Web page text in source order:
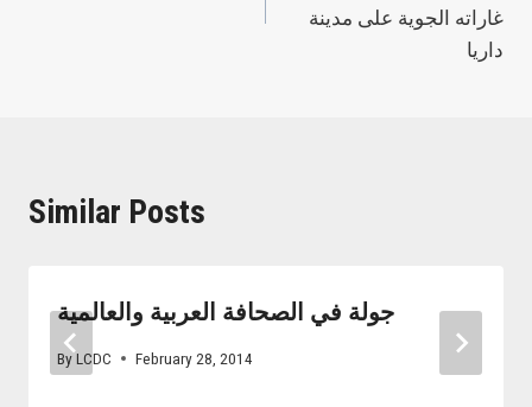
غاراته الجوية على مدينة
داريا
Similar Posts
جولة في الصحافة العربية والعالمية
ByLCDC February 28, 2014